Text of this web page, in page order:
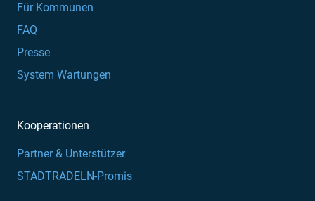
Für Kommunen
FAQ
Presse
System Wartungen
Kooperationen
Partner & Unterstützer
STADTRADELN-Promis